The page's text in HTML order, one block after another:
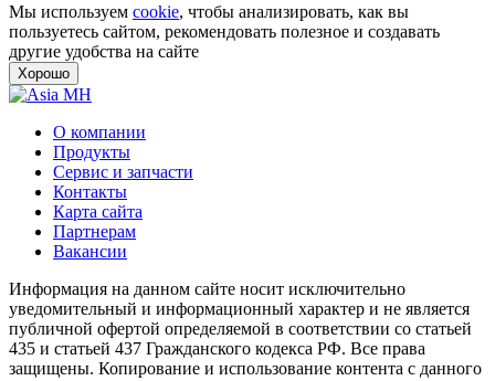
Мы используем cookie, чтобы анализировать, как вы
пользуетесь сайтом, рекомендовать полезное и создавать
другие удобства на сайте
Хорошо
О компании
Продукты
Сервис и запчасти
Контакты
Карта сайта
Партнерам
Вакансии
Информация на данном сайте носит исключительно
уведомительный и информационный характер и не является
публичной офертой определяемой в соответствии со статьей
435 и статьей 437 Гражданского кодекса РФ. Все права
защищены. Копирование и использование контента с данного